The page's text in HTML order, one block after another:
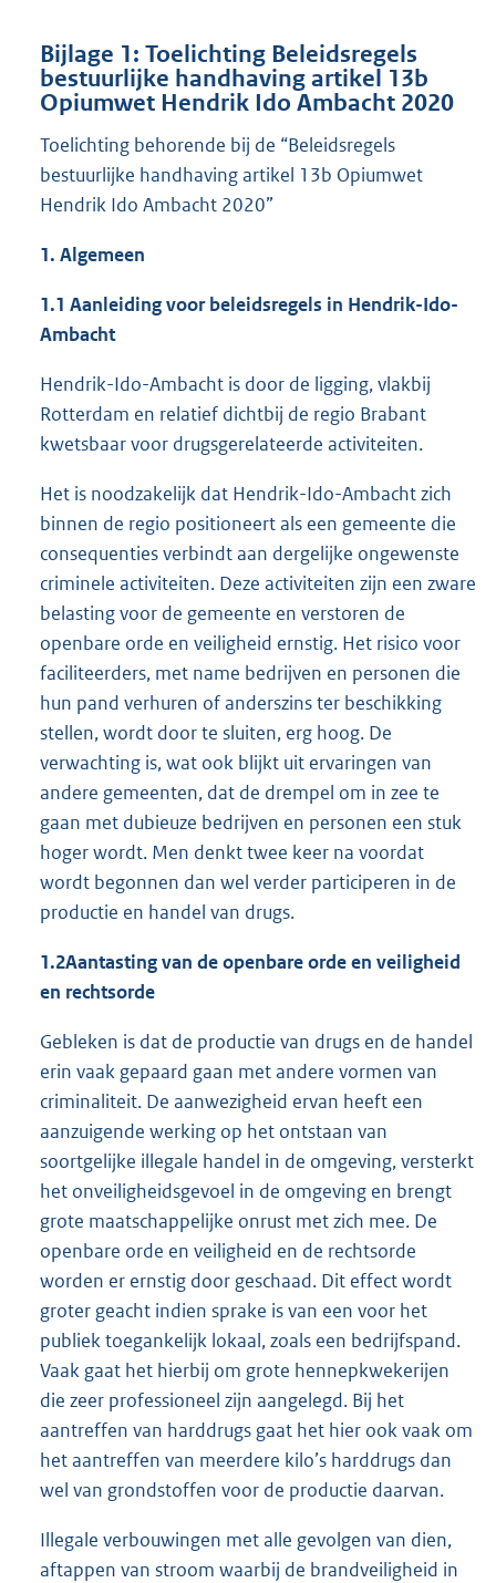
Bijlage 1: Toelichting Beleidsregels
bestuurlijke handhaving artikel 13b
Opiumwet Hendrik Ido Ambacht 2020
Toelichting behorende bij de “Beleidsregels
bestuurlijke handhaving artikel 13b Opiumwet
Hendrik Ido Ambacht 2020”
1. Algemeen
1.1 Aanleiding voor beleidsregels in Hendrik-Ido-
Ambacht
Hendrik-Ido-Ambacht is door de ligging, vlakbij
Rotterdam en relatief dichtbij de regio Brabant
kwetsbaar voor drugsgerelateerde activiteiten.
Het is noodzakelijk dat Hendrik-Ido-Ambacht zich
binnen de regio positioneert als een gemeente die
consequenties verbindt aan dergelijke ongewenste
criminele activiteiten. Deze activiteiten zijn een zware
belasting voor de gemeente en verstoren de
openbare orde en veiligheid ernstig. Het risico voor
faciliteerders, met name bedrijven en personen die
hun pand verhuren of anderszins ter beschikking
stellen, wordt door te sluiten, erg hoog. De
verwachting is, wat ook blijkt uit ervaringen van
andere gemeenten, dat de drempel om in zee te
gaan met dubieuze bedrijven en personen een stuk
hoger wordt. Men denkt twee keer na voordat
wordt begonnen dan wel verder participeren in de
productie en handel van drugs.
1.2Aantasting van de openbare orde en veiligheid
en rechtsorde
Gebleken is dat de productie van drugs en de handel
erin vaak gepaard gaan met andere vormen van
criminaliteit. De aanwezigheid ervan heeft een
aanzuigende werking op het ontstaan van
soortgelijke illegale handel in de omgeving, versterkt
het onveiligheidsgevoel in de omgeving en brengt
grote maatschappelijke onrust met zich mee. De
openbare orde en veiligheid en de rechtsorde
worden er ernstig door geschaad. Dit effect wordt
groter geacht indien sprake is van een voor het
publiek toegankelijk lokaal, zoals een bedrijfspand.
Vaak gaat het hierbij om grote hennepkwekerijen
die zeer professioneel zijn aangelegd. Bij het
aantreffen van harddrugs gaat het hier ook vaak om
het aantreffen van meerdere kilo’s harddrugs dan
wel van grondstoffen voor de productie daarvan.
Illegale verbouwingen met alle gevolgen van dien,
aftappen van stroom waarbij de brandveiligheid in